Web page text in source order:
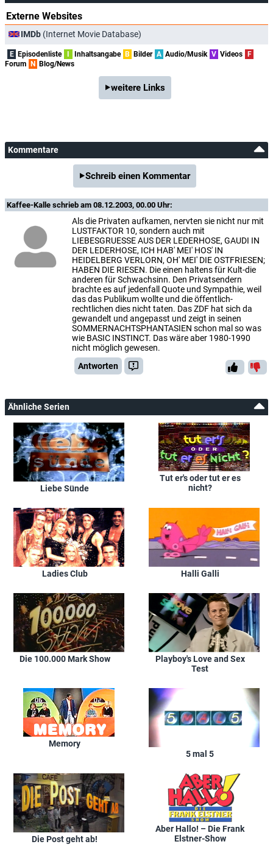
Externe Websites
IMDb (Internet Movie Database)
E Episodenliste I Inhaltsangabe B Bilder A Audio/Musik V Videos F
Forum N Blog/News
weitere Links
Kommentare
Schreib einen Kommentar
Kaffee-Kalle schrieb am 08.12.2003, 00.00 Uhr:
Als die Privaten aufkamen, nervten sie nicht nur mit
LUSTFAKTOR 10, sondern auch mit
LIEBESGRUESSE AUS DER LEDERHOSE, GAUDI IN
DER LEDERHOSE, ICH HAB' MEI' HOS' IN
HEIDELBERG VERLORN, OH' MEI' DIE OSTFRIESEN;
HABEN DIE RIESEN. Die einen haltens für Kult-die
anderen für Schwachsinn. Den Privatsendern
brachte es auf jedenfall Quote und Sympathie, weil
das das Publikum wollte und die öffentlich-
rechtlichen dies nicht taten. Das ZDF hat sich da
gewandelt und angepasst und zeigt in seinen
SOMMERNACHTSPHANTASIEN schon mal so was
wie BASIC INSTINCT. Das wäre aber 1980-1990
nicht möglich gewesen.
Antworten
Ähnliche Serien
Liebe Sünde
Tut er's oder tut er es
nicht?
Ladies Club Halli Galli
Die 100.000 Mark Show
Playboy's Love and Sex
Test
Memory
5 mal 5
Die Post geht ab!
Aber Hallo! – Die Frank
Elstner-Show